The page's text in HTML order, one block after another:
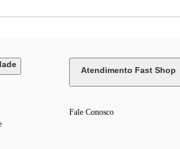
Atendimento Fast Shop
Fale Conosco